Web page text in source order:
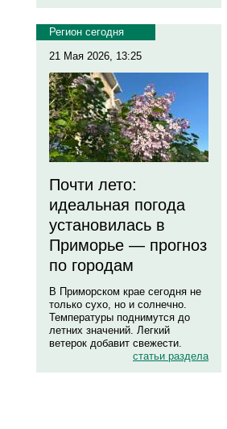
Регион сегодня
21 Мая 2026, 13:25
Почти лето:
идеальная погода
установилась в
Приморье — прогноз
по городам
В Приморском крае сегодня не
только сухо, но и солнечно.
Температуры поднимутся до
летних значений. Легкий
ветерок добавит свежести.
статьи раздела